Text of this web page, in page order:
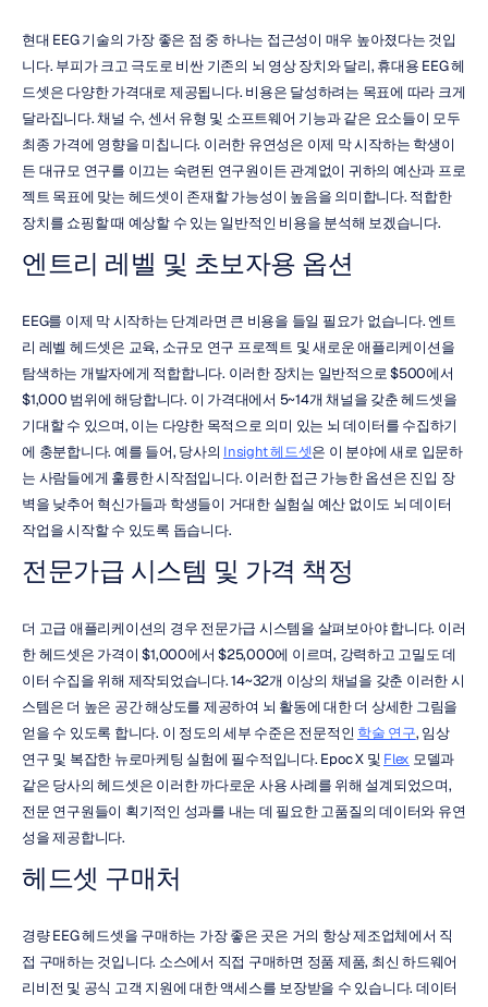
현대 EEG 기술의 가장 좋은 점 중 하나는 접근성이 매우 높아졌다는 것입
니다. 부피가 크고 극도로 비싼 기존의 뇌 영상 장치와 달리, 휴대용 EEG 헤
드셋은 다양한 가격대로 제공됩니다. 비용은 달성하려는 목표에 따라 크게
달라집니다. 채널 수, 센서 유형 및 소프트웨어 기능과 같은 요소들이 모두
최종 가격에 영향을 미칩니다. 이러한 유연성은 이제 막 시작하는 학생이
든 대규모 연구를 이끄는 숙련된 연구원이든 관계없이 귀하의 예산과 프로
젝트 목표에 맞는 헤드셋이 존재할 가능성이 높음을 의미합니다. 적합한
장치를 쇼핑할 때 예상할 수 있는 일반적인 비용을 분석해 보겠습니다.
엔트리 레벨 및 초보자용 옵션
EEG를 이제 막 시작하는 단계라면 큰 비용을 들일 필요가 없습니다. 엔트
리 레벨 헤드셋은 교육, 소규모 연구 프로젝트 및 새로운 애플리케이션을
탐색하는 개발자에게 적합합니다. 이러한 장치는 일반적으로 $500에서
$1,000 범위에 해당합니다. 이 가격대에서 5~14개 채널을 갖춘 헤드셋을
기대할 수 있으며, 이는 다양한 목적으로 의미 있는 뇌 데이터를 수집하기
에 충분합니다. 예를 들어, 당사의 Insight 헤드셋은 이 분야에 새로 입문하
는 사람들에게 훌륭한 시작점입니다. 이러한 접근 가능한 옵션은 진입 장
벽을 낮추어 혁신가들과 학생들이 거대한 실험실 예산 없이도 뇌 데이터
작업을 시작할 수 있도록 돕습니다.
전문가급 시스템 및 가격 책정
더 고급 애플리케이션의 경우 전문가급 시스템을 살펴보아야 합니다. 이러
한 헤드셋은 가격이 $1,000에서 $25,000에 이르며, 강력하고 고밀도 데
이터 수집을 위해 제작되었습니다. 14~32개 이상의 채널을 갖춘 이러한 시
스템은 더 높은 공간 해상도를 제공하여 뇌 활동에 대한 더 상세한 그림을
얻을 수 있도록 합니다. 이 정도의 세부 수준은 전문적인 학술 연구, 임상
연구 및 복잡한 뉴로마케팅 실험에 필수적입니다. Epoc X 및 Flex 모델과
같은 당사의 헤드셋은 이러한 까다로운 사용 사례를 위해 설계되었으며,
전문 연구원들이 획기적인 성과를 내는 데 필요한 고품질의 데이터와 유연
성을 제공합니다.
헤드셋 구매처
경량 EEG 헤드셋을 구매하는 가장 좋은 곳은 거의 항상 제조업체에서 직
접 구매하는 것입니다. 소스에서 직접 구매하면 정품 제품, 최신 하드웨어
리비전 및 공식 고객 지원에 대한 액세스를 보장받을 수 있습니다. 데이터